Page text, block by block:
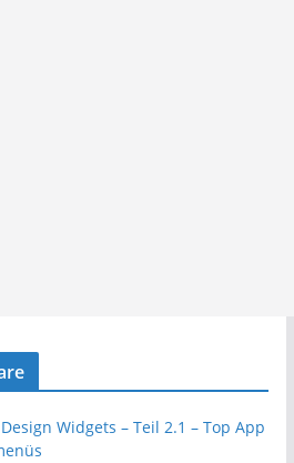
Widgets – Teil 2.1 – Top App